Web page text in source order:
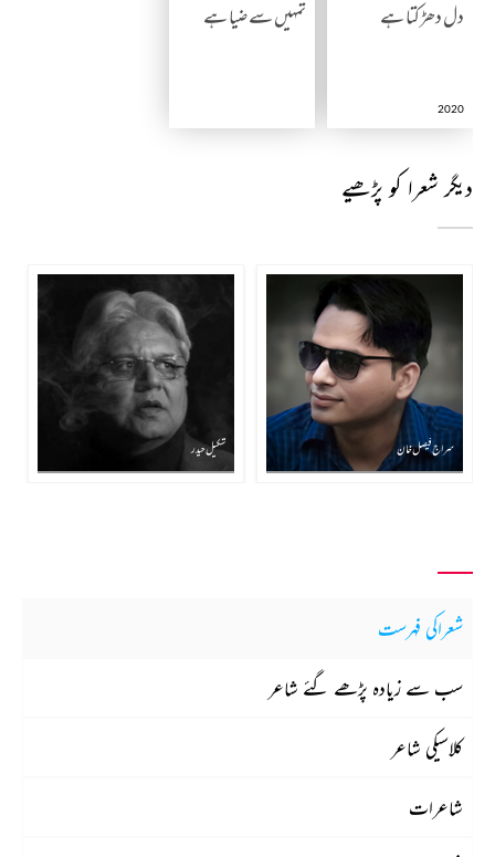
دل دھڑکتا ہے
2020
تمہیں سے ضیا ہے
دیگر شعرا کو پڑھیے
سراج فیصل خان شکیل حیدر
شعراکی فہرست
سب سے زیادہ پڑھے گئے شاعر
کلاسیکی شاعر
شاعرات